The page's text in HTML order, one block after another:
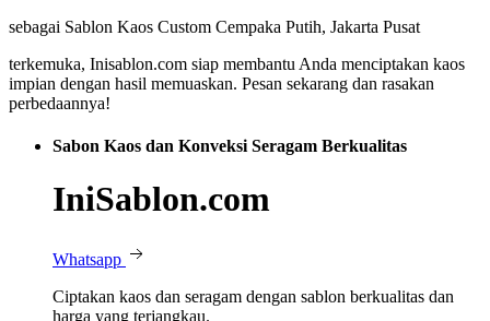
sebagai Sablon Kaos Custom Cempaka Putih, Jakarta Pusat
terkemuka, Inisablon.com siap membantu Anda menciptakan kaos
impian dengan hasil memuaskan. Pesan sekarang dan rasakan
perbedaannya!
Sabon Kaos dan Konveksi Seragam Berkualitas
IniSablon.com
Whatsapp
Ciptakan kaos dan seragam dengan sablon berkualitas dan
harga yang terjangkau.